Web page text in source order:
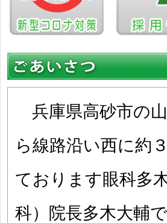
兵庫県高砂市の
ら線路沿い西に約
ております眼科多
科）院長多木大輔で